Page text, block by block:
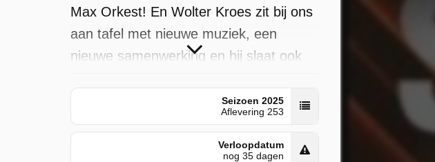
Max Orkest! En Wolter Kroes zit bij ons
aan tafel met nieuwe muziek, een
nieuwe samenwerking en hij slaat ook
Shownieuws is door SBS 6 uitgezonden
op woensdag 10 september 2025 om
Seizoen 2025
Aflevering 253
Verloopdatum
nog 35 dagen